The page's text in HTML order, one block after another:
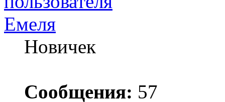
Емеля
Новичек
Сообщения: 57